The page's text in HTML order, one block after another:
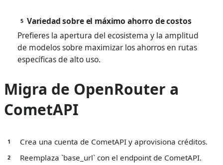
5 Variedad sobre el máximo ahorro de costos
Prefieres la apertura del ecosistema y la amplitud
de modelos sobre maximizar los ahorros en rutas
específicas de alto uso.
Migra de OpenRouter a
CometAPI
1 Crea una cuenta de CometAPI y aprovisiona créditos.
2 Reemplaza `base_url` con el endpoint de CometAPI.